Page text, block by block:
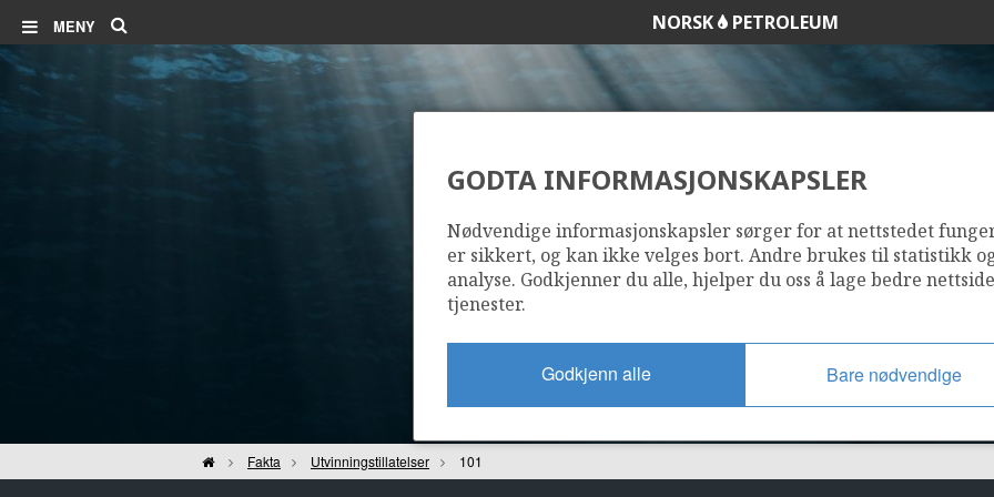
MENY NORSK PETROLEUM
101
Hjem Fakta Utvinningstillatelser 101
GODTA INFORMASJONSKAPSLER
Nødvendige informasjonskapsler sørger for at nettstedet
er sikkert, og kan ikke velges bort. Andre brukes til statistikk
analyse. Godkjenner du alle, hjelper du oss å lage bedre
tjenester.
Godkjenn alle Bare nødvendige